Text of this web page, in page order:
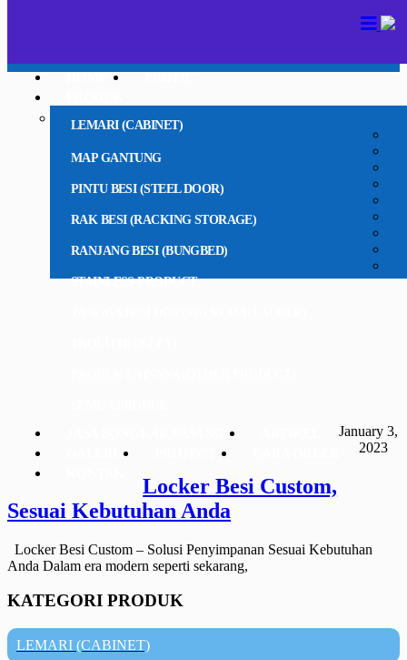
LEMARI (CABINET)
MAP GANTUNG
PINTU BESI (STEEL DOOR)
RAK BESI (RACKING STORAGE)
RANJANG BESI (BUNGBED)
STAINLESS PRODUCT
January 3,
2023
Locker Besi Custom,
Sesuai Kebutuhan Anda
Locker Besi Custom – Solusi Penyimpanan Sesuai Kebutuhan
Anda Dalam era modern seperti sekarang,
KATEGORI PRODUK
LEMARI (CABINET)